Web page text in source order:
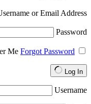
or Email Address
Password
Me Forgot Password?
Log In
Username